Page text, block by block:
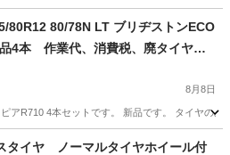
タイヤ
80R12 80/78N LT ブリヂストンECO
4本 作業代、消費税、廃タイヤ代
円！軽トラ軽バン用
8月8日
アR710 4本セットです。 新品です。 タイヤの
タイヤ、ホイール タイヤ
タイヤ ノーマルタイヤホイール付